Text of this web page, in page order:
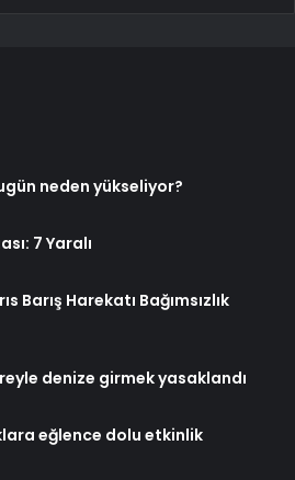
neden yükseliyor?
7 Yaralı
Barış Harekatı Bağımsızlık
denize girmek yasaklandı
eğlence dolu etkinlik